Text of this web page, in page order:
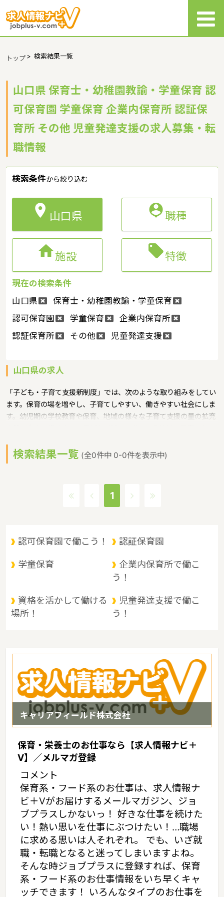
トップ> 検索結果一覧
山口県 保育士・幼稚園教諭・学童保育 認
可保育園 学童保育 企業内保育所 認証保
育所 その他 児童発達支援の求人募集・転
職情報
検索条件から絞り込む
 山口県 職種
施設 特徴
現在の検索条件
山口県
保育士・幼稚園教諭・学童保育
認可保育園
学童保育
企業内保育所
認証保育所
その他 児童発達支援
山口県の求人
「子ども・子育て支援新制度」では、次のような取り組みをしてい
ます。保育の場を増やし、子育てしやすい、働きやすい社会にしま
す。幼児期の学校教育や保育、地域の様々な子育て支援の量の拡充
す。 山口県の人口は1382785人（2017/8/1現在）です。山口県内
には、保育所や保育施設が438施設あり、保育士求人倍率が1.31と
県は、三方が海に開かれ、中央部を東西に中国山地が走り、大きく
きよしだい）国定公園、原生林と渓谷美の西中国山地国定公園等の
景勝地を抱き、四季折々の変化に富んでいるというような特徴があ
るエリアです。
検索結果一覧 (全0件中 0-0件を表示中)
1
認可保育園で働こう！ 認証保育園
学童保育
企業内保育所で働こ
う！
資格を活かして働ける
場所！
児童発達支援で働こ
う！
キャリアフィールド株式会社
保育・栄養士のお仕事なら【求人情報ナビ＋
V】／メルマガ登録
コメント
保育系・フード系のお仕事は、求人情報ナ
ビ＋Vがお届けするメールマガジン、ジョ
ブプラスしかないっ！ 好きな仕事を続けた
い！熱い思いを仕事にぶつけたい！…職場
に求める思いは人それぞれ。 でも、いざ就
職・転職となると迷ってしまいますよね。
そんな時ジョブプラスに登録すれば、保育
系・フード系のお仕事情報をいち早くキャ
ッチできます！ いろんなタイプのお仕事を